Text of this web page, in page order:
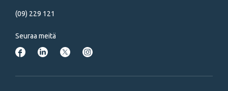
(09) 229 121
Seuraa meitä